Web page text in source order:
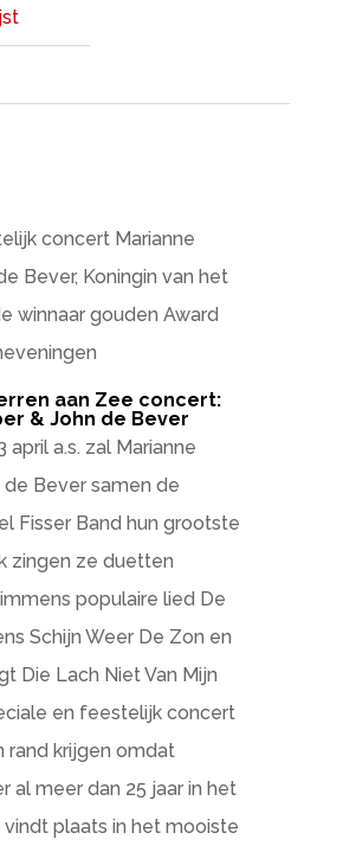
concert Marianne
Bever, Koningin van het
winnaar gouden Award
aan Zee concert:
& John de Bever
april a.s. zal Marianne
Bever samen de
Fisser Band hun grootste
zingen ze duetten
populaire lied De
Schijn Weer De Zon en
Die Lach Niet Van Mijn
en feestelijk concert
rand krijgen omdat
al meer dan 25 jaar in het
vindt plaats in het mooiste